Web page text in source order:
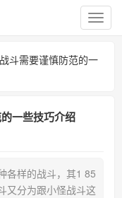
切
换
航
斗需要谨慎防范的一
一些技巧介绍
各样的战斗，其1 85
又分为跟小怪战斗这